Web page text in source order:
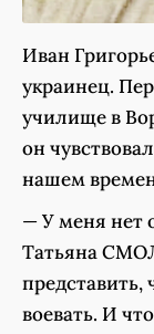
Иван
украинец.
училище в
он
нашем
—У меня нет
Татьяна
представить,
воевать. И